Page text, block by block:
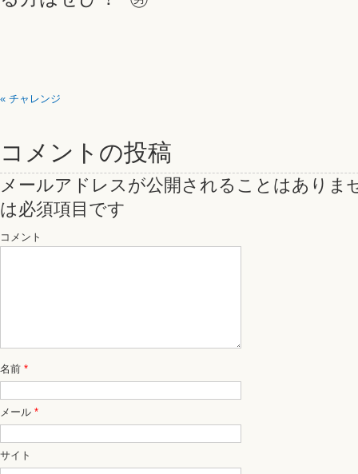
« チャレンジ
コメントの投稿
メールアドレスが公開されることはありま
は必須項目です
コメント
名前 *
メール *
サイト